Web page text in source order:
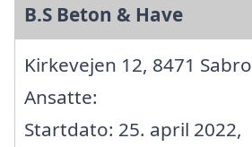
B.S Beton & Have
Kirkevejen 12, 8471 Sabro
Ansatte:
Startdato: 25. april 2022,